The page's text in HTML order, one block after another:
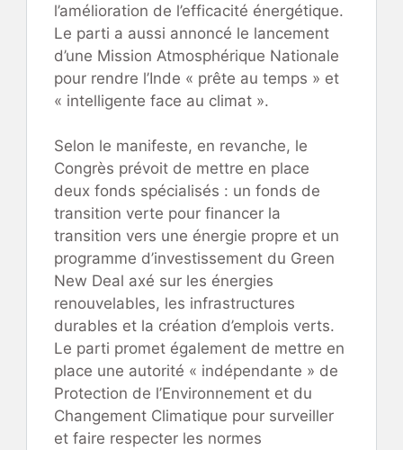
l’amélioration de l’efficacité énergétique.
Le parti a aussi annoncé le lancement
d’une Mission Atmosphérique Nationale
pour rendre l’Inde « prête au temps » et
« intelligente face au climat ».
Selon le manifeste, en revanche, le
Congrès prévoit de mettre en place
deux fonds spécialisés : un fonds de
transition verte pour financer la
transition vers une énergie propre et un
programme d’investissement du Green
New Deal axé sur les énergies
renouvelables, les infrastructures
durables et la création d’emplois verts.
Le parti promet également de mettre en
place une autorité « indépendante » de
Protection de l’Environnement et du
Changement Climatique pour surveiller
et faire respecter les normes